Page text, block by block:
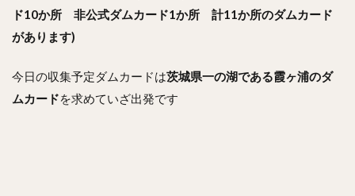
ド10か所 非公式ダムカード1か所 計11か所のダムカード
があります)
今日の収集予定ダムカードは茨城県一の湖である霞ヶ浦のダ
ムカードを求めていざ出発です